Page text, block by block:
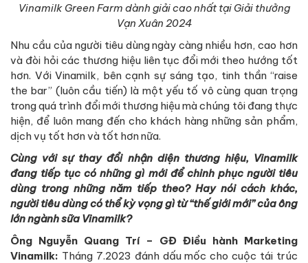
Vinamilk Green Farm dành giải cao nhất tại Giải thưởng
Vạn Xuân 2024
Nhu cầu của người tiêu dùng ngày càng nhiều hơn, cao hơn
và đòi hỏi các thương hiệu liên tục đổi mới theo hướng tốt
hơn. Với Vinamilk, bên cạnh sự sáng tạo, tinh thần “raise
the bar” (luôn cầu tiến) là một yếu tố vô cùng quan trọng
trong quá trình đổi mới thương hiệu mà chúng tôi đang thực
hiện, để luôn mang đến cho khách hàng những sản phẩm,
dịch vụ tốt hơn và tốt hơn nữa.
Cùng với sự thay đổi nhận diện thương hiệu, Vinamilk
đang tiếp tục có những gì mới để chinh phục người tiêu
dùng trong những năm tiếp theo? Hay nói cách khác,
người tiêu dùng có thể kỳ vọng gì từ “thế giới mới” của ông
lớn ngành sữa Vinamilk?
Ông Nguyễn Quang Trí – GĐ Điều hành Marketing
Vinamilk: Tháng 7.2023 đánh dấu mốc cho cuộc tái trúc